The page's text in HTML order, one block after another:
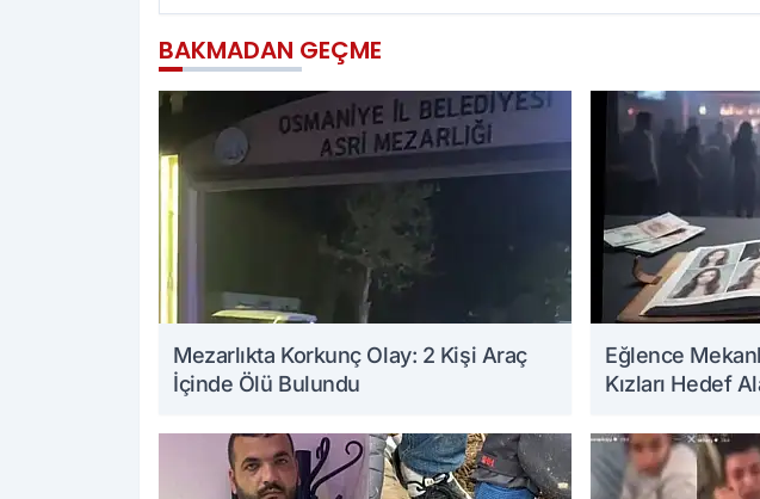
BAKMADAN GEÇME
Mezarlıkta Korkunç Olay: 2 Kişi Araç
İçinde Ölü Bulundu
Eğlence
Kızları Hedef